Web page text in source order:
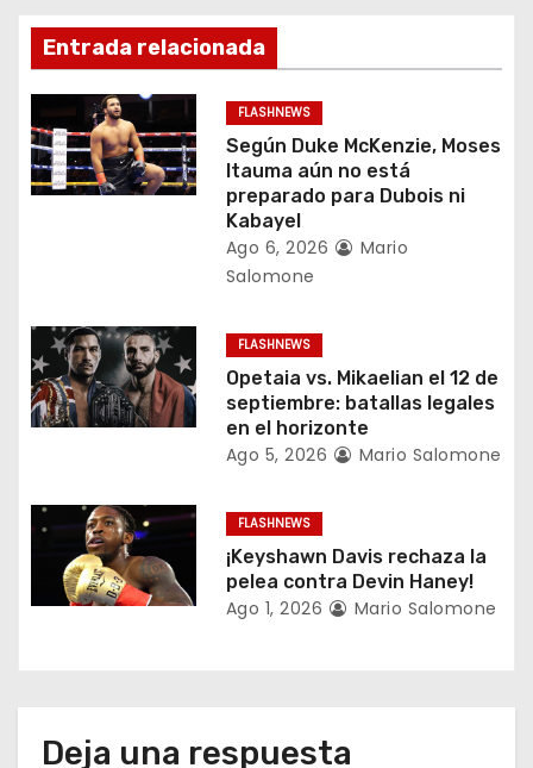
ó
n
d
e
t
r
d
s
Entrada relacionada
FLASHNEWS
Según Duke McKenzie, Moses
Itauma aún no está
preparado para Dubois ni
Kabayel
Ago 6, 2026
Mario
Salomone
FLASHNEWS
Opetaia vs. Mikaelian el 12 de
septiembre: batallas legales
en el horizonte
Ago 5, 2026 Mario Salomone
FLASHNEWS
¡Keyshawn Davis rechaza la
pelea contra Devin Haney!
Ago 1, 2026 Mario Salomone
Deja una respuesta